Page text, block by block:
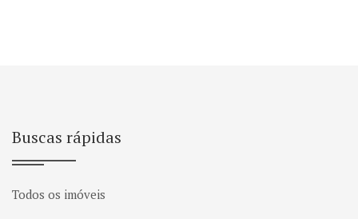
Buscas rápidas
Todos os imóveis